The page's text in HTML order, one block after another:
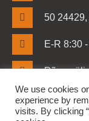
50
E-R 8:30
Harjumaa
We use cookies
experience by
visits. By clicking